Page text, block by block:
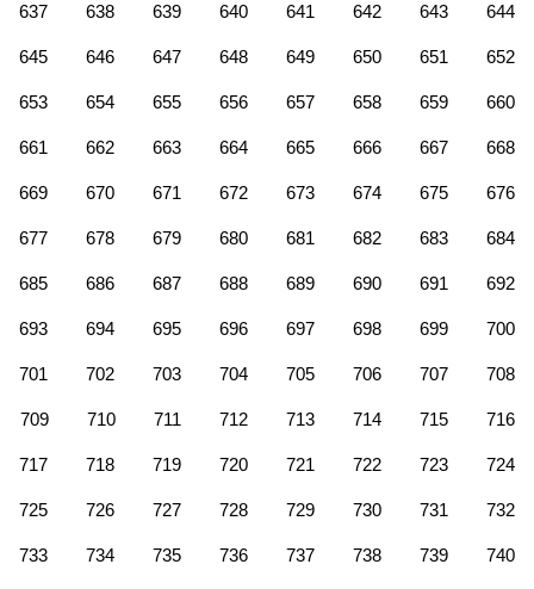
637 638 639 640 641 642 643 644
645 646 647 648 649 650 651 652
653 654 655 656 657 658 659 660
661 662 663 664 665 666 667 668
669 670 671 672 673 674 675 676
677 678 679 680 681 682 683 684
685 686 687 688 689 690 691 692
693 694 695 696 697 698 699 700
701 702 703 704 705 706 707 708
709 710 711 712 713 714 715 716
717 718 719 720 721 722 723 724
725 726 727 728 729 730 731 732
733 734 735 736 737 738 739 740